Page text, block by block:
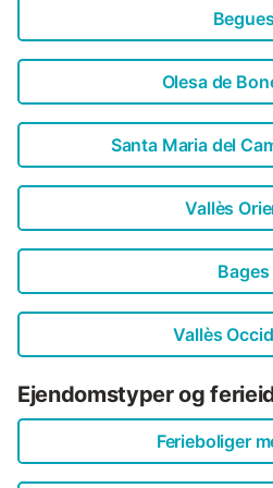
Begues
Olesa de
Santa Maria del
Vallès
Bages
Vallès
Ejendomstyper og
Ferieboliger